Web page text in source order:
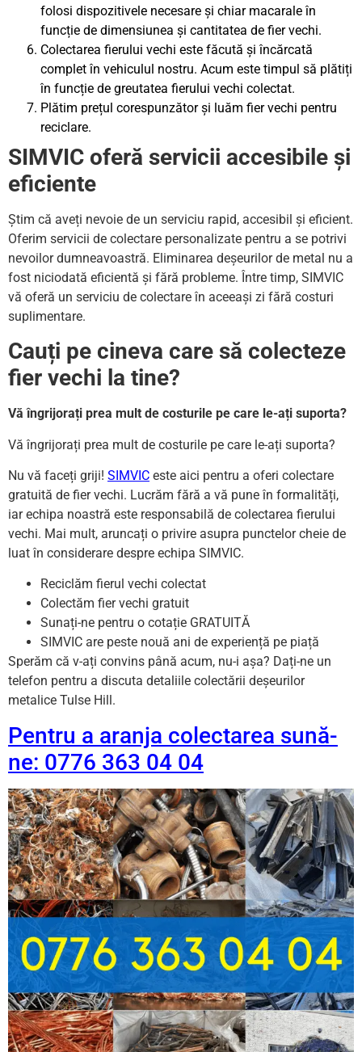
folosi dispozitivele necesare și chiar macarale în
funcție de dimensiunea și cantitatea de fier vechi.
Colectarea fierului vechi este făcută și încărcată
complet în vehiculul nostru. Acum este timpul să plătiți
în funcție de greutatea fierului vechi colectat.
Plătim prețul corespunzător și luăm fier vechi pentru
reciclare.
SIMVIC oferă servicii accesibile și
eficiente
Știm că aveți nevoie de un serviciu rapid, accesibil și eficient.
Oferim servicii de colectare personalizate pentru a se potrivi
nevoilor dumneavoastră. Eliminarea deșeurilor de metal nu a
fost niciodată eficientă și fără probleme. Între timp, SIMVIC
vă oferă un serviciu de colectare în aceeași zi fără costuri
suplimentare.
Cauți pe cineva care să colecteze
fier vechi la tine?
Vă îngrijorați prea mult de costurile pe care le-ați suporta?
Vă îngrijorați prea mult de costurile pe care le-ați suporta?
Nu vă faceți griji! SIMVIC este aici pentru a oferi colectare
gratuită de fier vechi. Lucrăm fără a vă pune în formalități,
iar echipa noastră este responsabilă de colectarea fierului
vechi. Mai mult, aruncați o privire asupra punctelor cheie de
luat în considerare despre echipa SIMVIC.
Reciclăm fierul vechi colectat
Colectăm fier vechi gratuit
Sunați-ne pentru o cotație GRATUITĂ
SIMVIC are peste nouă ani de experiență pe piață
Sperăm că v-ați convins până acum, nu-i așa? Dați-ne un
telefon pentru a discuta detaliile colectării deșeurilor
metalice Tulse Hill.
Pentru a aranja colectarea sună-
ne: 0776 363 04 04